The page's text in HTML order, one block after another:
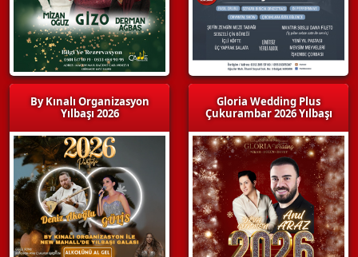
By Kınalı Organizasyon
Yılbaşı 2026
Gloria Wedding Plus
Çukurambar 2026 Yılbaşı